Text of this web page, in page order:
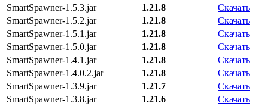
SmartSpawner-1.5.3.jar
1.21.8
Скачать
SmartSpawner-1.5.2.jar
1.21.8
Скачать
SmartSpawner-1.5.1.jar
1.21.8
Скачать
SmartSpawner-1.5.0.jar
1.21.8
Скачать
SmartSpawner-1.4.1.jar
1.21.8
Скачать
SmartSpawner-1.4.0.2.jar
1.21.8
Скачать
SmartSpawner-1.3.9.jar
1.21.7
Скачать
SmartSpawner-1.3.8.jar
1.21.6
Скачать